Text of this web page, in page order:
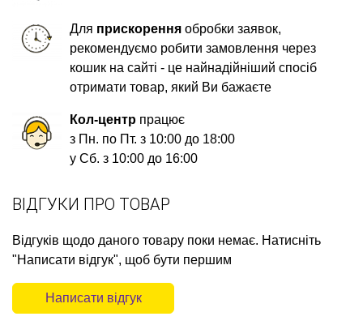
Для прискорення обробки заявок,
рекомендуємо робити замовлення через
кошик на сайті - це найнадійніший спосіб
отримати товар, який Ви бажаєте
Кол-центр працює
з Пн. по Пт. з 10:00 до 18:00
у Сб. з 10:00 до 16:00
ВІДГУКИ ПРО ТОВАР
Відгуків щодо даного товару поки немає. Натисніть
"Написати відгук", щоб бути першим
Написати відгук